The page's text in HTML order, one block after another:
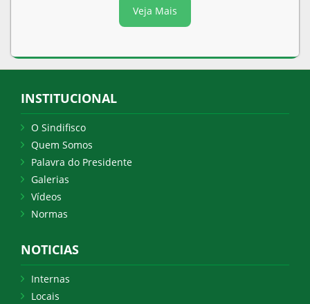
Veja Mais
INSTITUCIONAL
O Sindifisco
Quem Somos
Palavra do Presidente
Galerias
Vídeos
Normas
NOTICIAS
Internas
Locais